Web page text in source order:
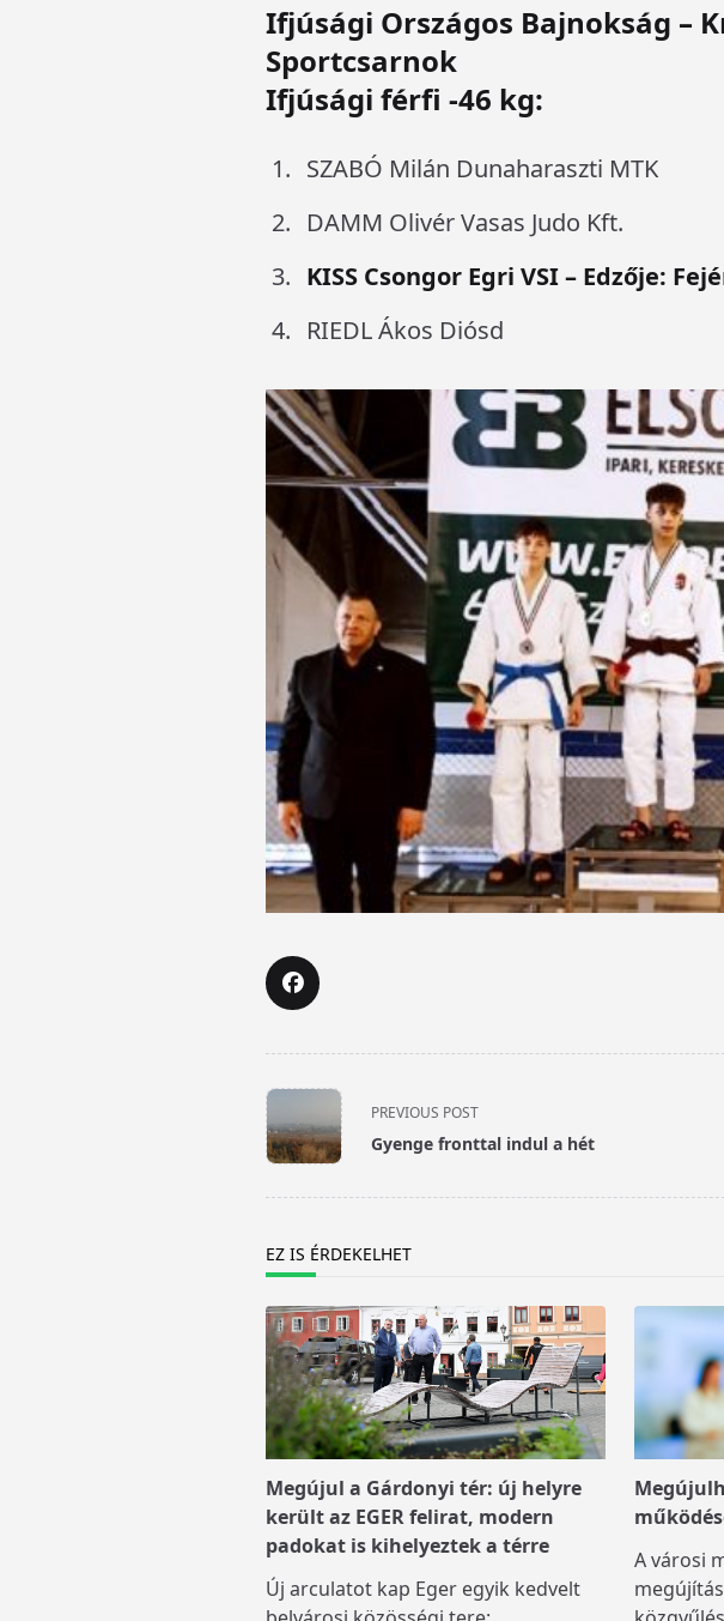
Ifjúsági Országos Bajnokság –
Sportcsarnok
Ifjúsági férfi -46 kg:
SZABÓ Milán Dunaharaszti MTK
DAMM Olivér Vasas Judo Kft.
KISS Csongor Egri VSI – Edzője:
RIEDL Ákos Diósd
<span
class="nav-
subtitle
text">Page</span>
PREVIOUS POST
Gyenge fronttal indul a hét
EZ IS ÉRDEKELHET
Megújul a Gárdonyi tér: új helyre
került az EGER felirat, modern
padokat is kihelyeztek a térre
Új arculatot kap Eger egyik kedvelt
A városi